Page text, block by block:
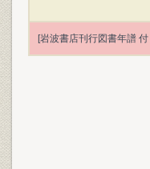
[岩波書店刊行図書年譜